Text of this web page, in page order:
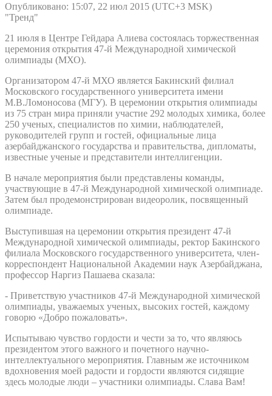
Опубликовано: 15:07, 22 июл 2015 (UTC+3 MSK)
"Тренд"
21 июля в Центре Гейдара Алиева состоялась торжественная
церемония открытия 47-й Международной химической
олимпиады (МХО).
Организатором 47-й МХО является Бакинский филиал
Московского государственного университета имени
М.В.Ломоносова (МГУ). В церемонии открытия олимпиады
из 75 стран мира приняли участие 292 молодых химика, более
250 ученых, специалистов по химии, наблюдателей,
руководителей групп и гостей, официальные лица
азербайджанского государства и правительства, дипломаты,
известные ученые и представители интеллигенции.
В начале мероприятия были представлены команды,
участвующие в 47-й Международной химической олимпиаде.
Затем был продемонстрирован видеоролик, посвященный
олимпиаде.
Выступившая на церемонии открытия президент 47-й
Международной химической олимпиады, ректор Бакинского
филиала Московского государственного университета, член-
корреспондент Национальной Академии наук Азербайджана,
профессор Наргиз Пашаева сказала:
- Приветствую участников 47-й Международной химической
олимпиады, уважаемых ученых, высоких гостей, каждому
говорю «Добро пожаловать».
Испытываю чувство гордости и чести за то, что являюсь
президентом этого важного и почетного научно-
интеллектуального мероприятия. Главным же источником
вдохновения моей радости и гордости являются сидящие
здесь молодые люди – участники олимпиады. Слава Вам!